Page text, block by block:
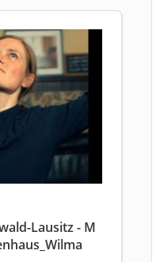
Lausitz - M